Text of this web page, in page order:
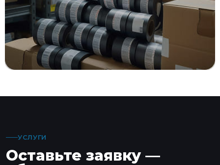
Склад строительных материалов
УСЛУГИ
Оставьте заявку —